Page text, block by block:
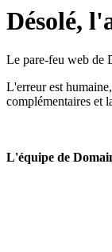
Désolé,
Le pare-feu web de
L'erreur est
complémentaires et
L'équipe de